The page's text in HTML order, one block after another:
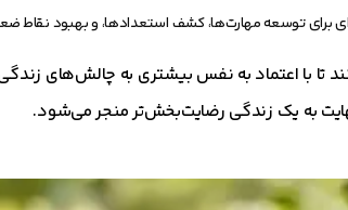
برای توسعه مهارت‌ها، کشف استعدادها، و بهبود
تا با اعتماد به نفس بیشتری به چالش‌های
به یک زندگی رضایت‌بخش‌تر منجر می‌شود.